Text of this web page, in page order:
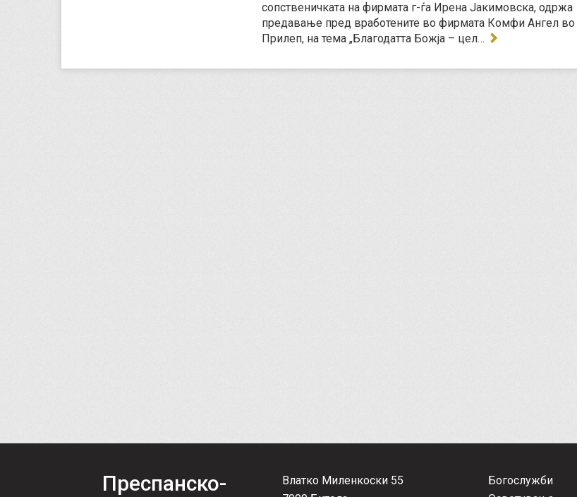
сопственичката на фирмата г-ѓа Ирена Јакимовска, одржа
предавање пред вработените во фирмата Комфи Ангел во
Прилеп, на тема „Благодатта Божја – цел…
Преспанско-
Влатко Миленкоски 55
Богослужби